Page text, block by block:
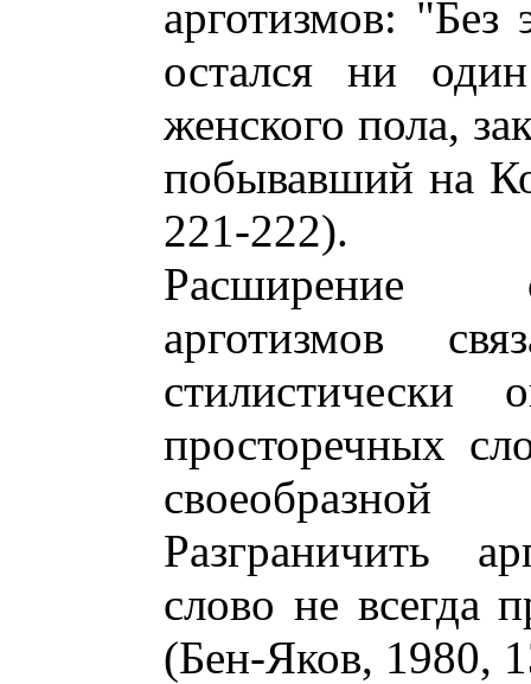
арготизмов: "Без
остался ни
женского пола,
побывавший на
221-222).
Расширение
арготизмов
просторечных
Разграничить
слово не всегда
(Бен-Яков, 1980,